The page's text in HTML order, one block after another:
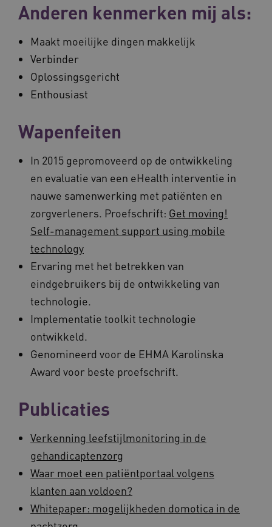
Anderen kenmerken mij als:
Maakt moeilijke dingen makkelijk
Verbinder
Oplossingsgericht
Enthousiast
Wapenfeiten
In 2015 gepromoveerd op de ontwikkeling
en evaluatie van een eHealth interventie in
nauwe samenwerking met patiënten en
zorgverleners. Proefschrift: Get moving!
Self-management support using mobile
technology
Ervaring met het betrekken van
eindgebruikers bij de ontwikkeling van
technologie.
Implementatie toolkit technologie
ontwikkeld.
Genomineerd voor de EHMA Karolinska
Award voor beste proefschrift.
Publicaties
Verkenning leefstijlmonitoring in de
gehandicaptenzorg
Waar moet een patiëntportaal volgens
klanten aan voldoen?
Whitepaper: mogelijkheden domotica in de